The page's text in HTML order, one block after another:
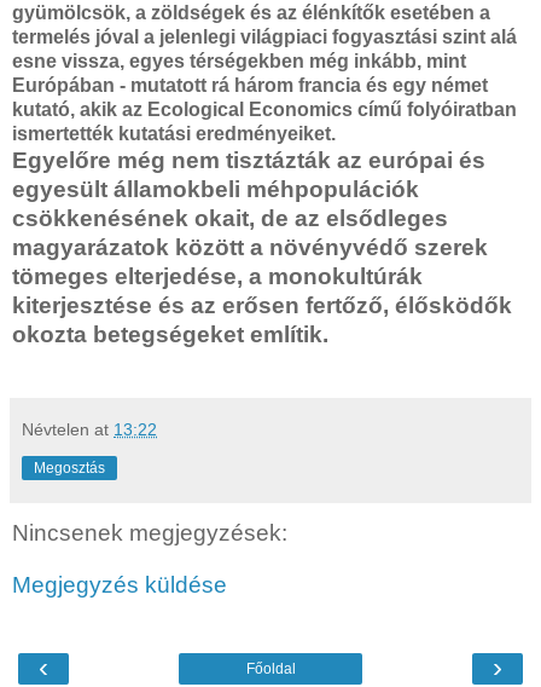
gyümölcsök, a zöldségek és az élénkítők esetében a
termelés jóval a jelenlegi világpiaci fogyasztási szint alá
esne vissza, egyes térségekben még inkább, mint
Európában - mutatott rá három francia és egy német
kutató, akik az Ecological Economics című folyóiratban
ismertették kutatási eredményeiket.
Egyelőre még nem tisztázták az európai és
egyesült államokbeli méhpopulációk
csökkenésének okait, de az elsődleges
magyarázatok között a növényvédő szerek
tömeges elterjedése, a monokultúrák
kiterjesztése és az erősen fertőző, élősködők
okozta betegségeket említik.
Névtelen at 13:22
Megosztás
Nincsenek megjegyzések:
Megjegyzés küldése
‹ ›
Főoldal